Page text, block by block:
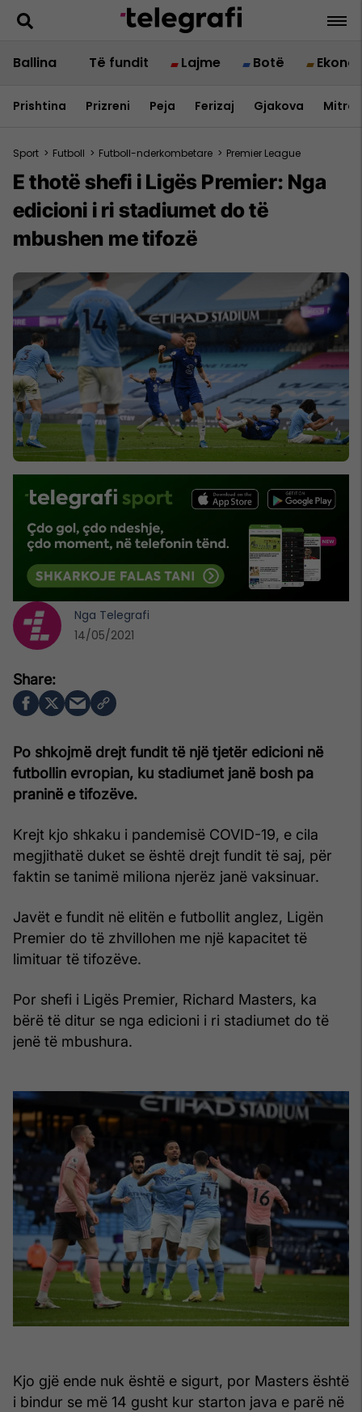
Ballina Të fundit Lajme Botë
Prishtina Prizreni Peja Ferizaj Gjakova
Sport > Futboll > Futboll-nderkombetare > Premier League
E thotë shefi i Ligës Premier: Nga
edicioni i ri stadiumet do të
mbushen me tifozë
Po shkojmë drejt fundit të një tjetër edicioni në
futbollin evropian, ku stadiumet janë bosh pa
praninë e tifozëve.
Krejt kjo shkaku i pandemisë COVID-19, e cila
megjithatë duket se është drejt fundit të saj, për
faktin se tanimë miliona njerëz janë vaksinuar.
Javët e fundit në elitën e futbollit anglez, Ligën
Premier do të zhvillohen me një kapacitet të
limituar të tifozëve.
Por shefi i Ligës Premier, Richard Masters, ka
bërë të ditur se nga edicioni i ri stadiumet do të
jenë të mbushura.
Kjo gjë ende nuk është e sigurt, por Masters është
i bindur se më 14 gusht kur starton java e parë në
Nga Telegrafi
14/05/2021